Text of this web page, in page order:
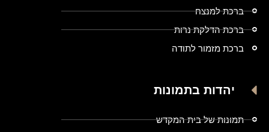
ברכת למנצח
ברכת הדלקת נרות
ברכת מזמור לתודה
יהדות בתמונות
תמונות של בית המקדש